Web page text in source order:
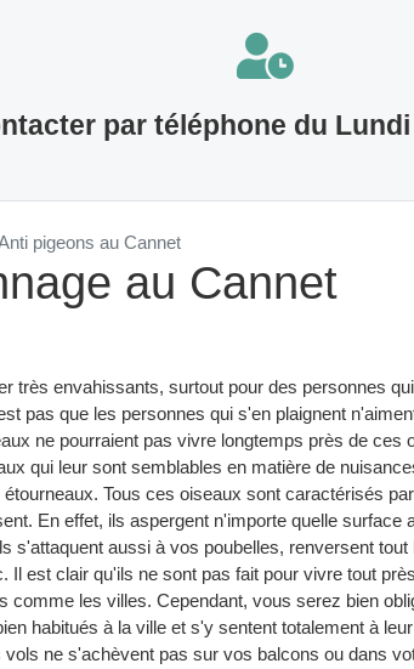
par téléphone du
pigeons au Cannet
au Cannet
très envahissants, surtout pour des personnes
pas que les personnes qui s'en plaignent
ne pourraient pas vivre longtemps près de ces
qui leur sont semblables en matière de
Tous ces oiseaux sont caractérisés
En effet, ils aspergent n'importe quelle surface
s'attaquent aussi à vos poubelles, renversent tout
est clair qu'ils ne sont pas fait pour vivre tout
comme les villes. Cependant, vous serez bien
habitués à la ville et s'y sentent totalement à
ne s'achèvent pas sur vos balcons ou dans